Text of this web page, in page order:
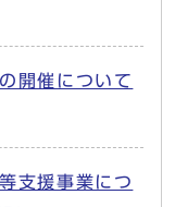
開催について
支援事業につ